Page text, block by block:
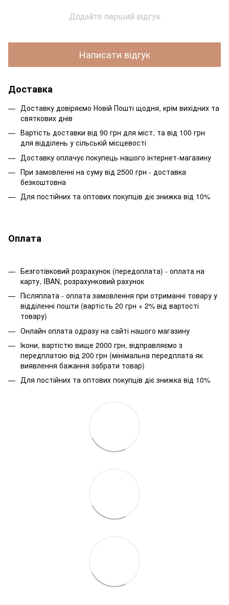
Додайте перший відгук
Написати відгук
Доставка
Доставку довіряємо Новій Пошті щодня, крім вихідних та
святкових днів
Вартість доставки від 90 грн для міст, та від 100 грн
для відділень у сільській місцевості
Доставку оплачує покупець нашого інтернет-магазину
При замовленні на суму від 2500 грн - доставка
безкоштовна
Для постійних та оптових покупців діє знижка від 10%
Оплата
Безготівковий розрахунок (передоплата) - оплата на
карту, IBAN, розрахунковий рахунок
Післяплата - оплата замовлення при отриманні товару у
відділенні пошти (вартість 20 грн + 2% від вартості
товару)
Онлайн оплата одразу на сайті нашого магазину
Ікони, вартістю вище 2000 грн, відправляємо з
передплатою від 200 грн (мінімальна передплата як
виявлення бажання забрати товар)
Для постійних та оптових покупців діє знижка від 10%